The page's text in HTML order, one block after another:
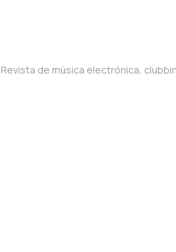
de música electrónica,